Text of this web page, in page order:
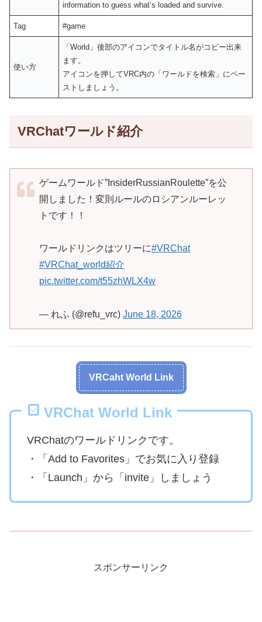
information to guess what’s loaded and survive.
Tag #game
使い方
「World」後部のアイコンでタイトル名がコピー出来
ます。
アイコンを押してVRC内の「ワールドを検索」にペー
ストしましょう。
VRChatワールド紹介
ゲームワールド”InsiderRussianRoulette”を公
開しました！変則ルールのロシアンルーレッ
トです！！
ワールドリンクはツリーに#VRChat
#VRChat_world紹介
pic.twitter.com/t55zhWLX4w
— れふ (@refu_vrc) June 18, 2026
VRCaht World Link
VRChat World Link
VRChatのワールドリンクです。
・「Add to Favorites」でお気に入り登録
・「Launch」から「invite」しましょう
スポンサーリンク